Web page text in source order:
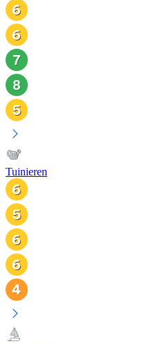
Tuinieren